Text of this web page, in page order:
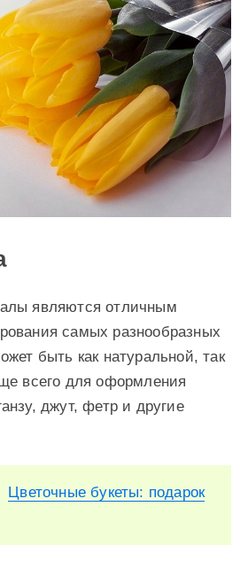
являются отличным
самых разнообразных
быть как натуральной, так
всего для оформления
джут, фетр и другие
Цветочные букеты: подарок